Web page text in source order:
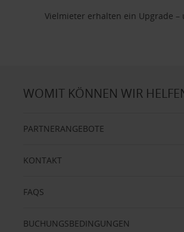
Vielmieter erhalten ein Upgrade
WOMIT KÖNNEN WIR
PARTNERANGEBOTE
KONTAKT
FAQS
BUCHUNGSBEDINGUNGEN